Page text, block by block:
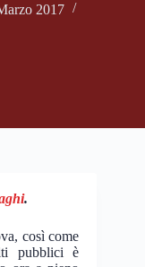
2017
.
così come
pubblici è